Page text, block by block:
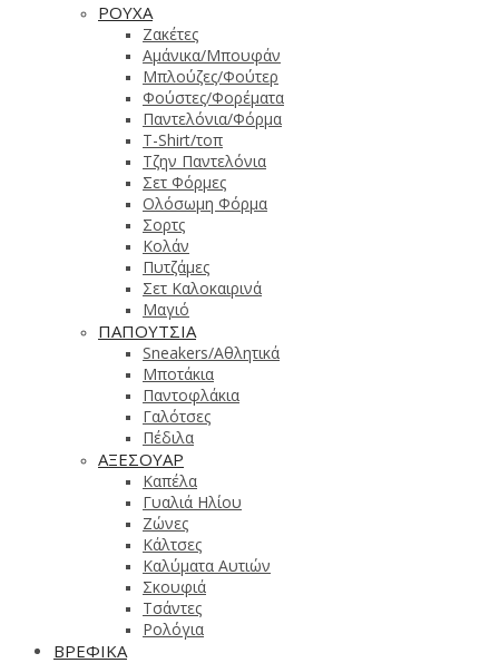
ΡΟΥΧΑ
Ζακέτες
Αμάνικα/Μπουφάν
Μπλούζες/Φούτερ
Φούστες/Φορέματα
Παντελόνια/Φόρμα
T-Shirt/τοπ
Τζην Παντελόνια
Σετ Φόρμες
Ολόσωμη Φόρμα
Σορτς
Κολάν
Πυτζάμες
Σετ Καλοκαιρινά
Μαγιό
ΠΑΠΟΥΤΣΙΑ
Sneakers/Αθλητικά
Μποτάκια
Παντοφλάκια
Γαλότσες
Πέδιλα
ΑΞΕΣΟΥΑΡ
Καπέλα
Γυαλιά Ηλίου
Ζώνες
Κάλτσες
Καλύματα Αυτιών
Σκουφιά
Τσάντες
Ρολόγια
ΒΡΕΦΙΚΑ